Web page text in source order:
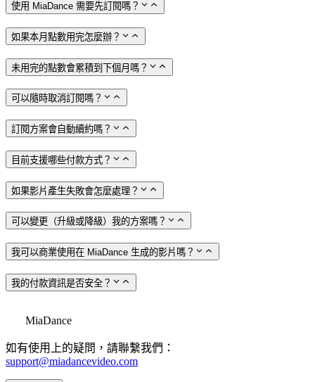
使用 MiaDance 需要先訂閱嗎？
如果本月點數用完怎麼辦？
未用完的點數會累積到下個月嗎？
可以隨時取消訂閱嗎？
訂閱方案會自動續約嗎？
目前支援哪些付款方式？
如果影片產生失敗會怎麼處理？
可以變更（升級或降級）我的方案嗎？
我可以商業使用在 MiaDance 生成的影片嗎？
我的付款資訊是否安全？
MiaDance
如有使用上的疑問，請聯繫我們：
support@miadancevideo.com